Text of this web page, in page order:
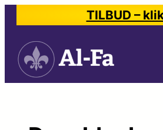
indhold
TILBUD –